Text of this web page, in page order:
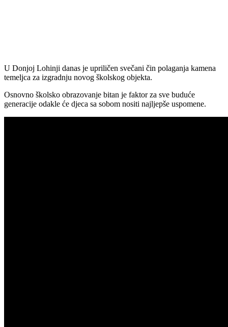
U Donjoj Lohinji danas je upriličen svečani čin polaganja kamena
temeljca za izgradnju novog školskog objekta.
Osnovno školsko obrazovanje bitan je faktor za sve buduće
generacije odakle će djeca sa sobom nositi najljepše uspomene.